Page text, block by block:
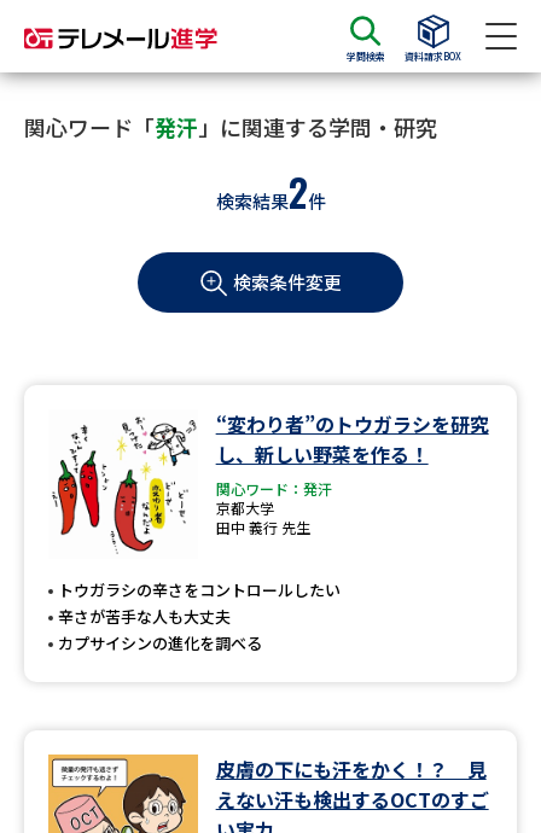
学問検索 資料請求BOX
資料請求 資料検索
大学・短大の資料種類から請求
学部・学科パンフ
大学・短大以外の資料から請求
専門学校の資料請求 大学院の資料請求
留学・進学関連、塾・予備校
大学入学共通テスト「受験案
高等学校（情報）教員資格認定
関心ワード「発汗 」に関連する学問・研究
検索結果2件
検索条件変更
“変わり者”のトウガラシを研究
し、新しい野菜を作る！
関心ワード：発汗
京都大学
田中 義行 先生
トウガラシの辛さをコントロールしたい
辛さが苦手な人も大丈夫
カプサイシンの進化を調べる
皮膚の下にも汗をかく！？ 見
えない汗も検出するOCTのすご